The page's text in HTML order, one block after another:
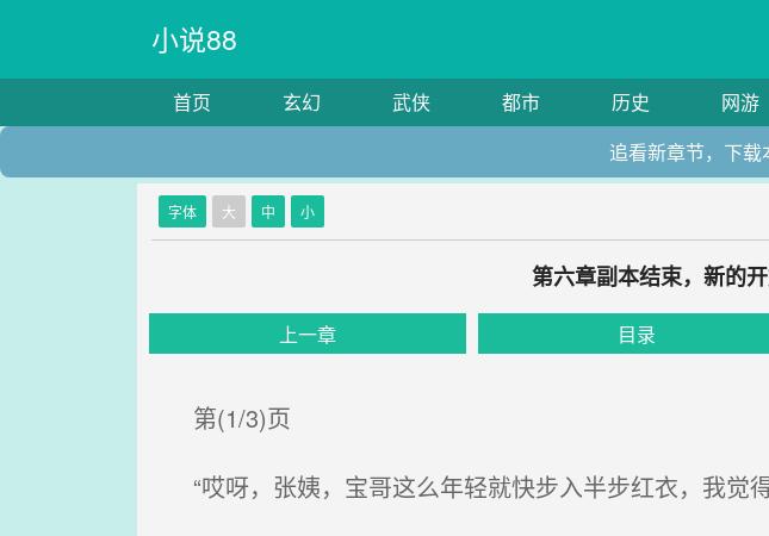
小说88
首页 玄幻 武侠 都市 历史 网游
追看新章节，下
字体 大 中 小
第六章副本结束，新的
上一章 目录
第(1/3)页
“哎呀，张姨，宝哥这么年轻就快步入半步红衣，我觉